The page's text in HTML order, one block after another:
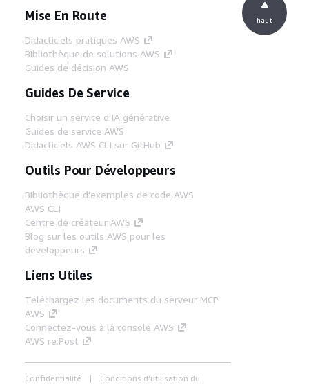
Mise En Route
Didacticiels pratiques AWS
Bibliothèque de solutions AWS
Guides de décision AWS
Guides De Service
Choisir un service d'IA générative
Guides de service AWS
Didacticiels AWS CLI sur GitHub
Outils Pour Développeurs
Bibliothèque d'exemples de code AWS
AWS CLI
Centre de créateur AWS
Blog sur les outils AWS pour les
développeurs
Liens Utiles
Téléchargez les documents du serveur MCP
AWS
Connectez-vous à la console AWS
AWS re:Post
Confidentialité Conditions d'utilisation du
haut